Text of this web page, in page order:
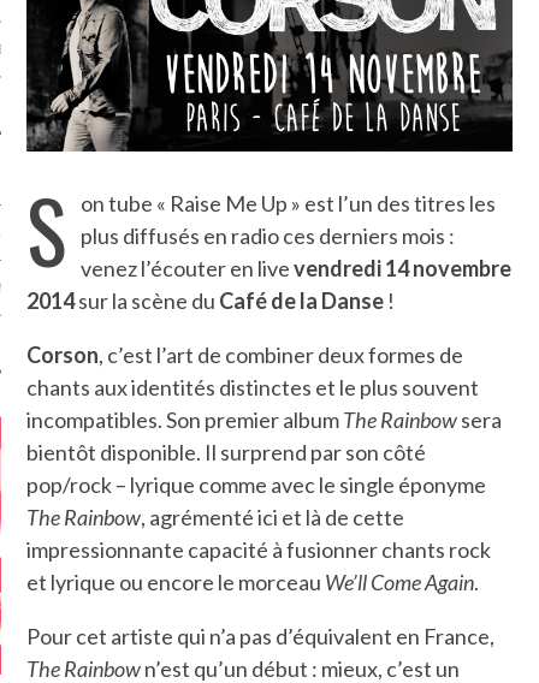
S
on tube « Raise Me Up » est l’un des titres les
plus diffusés en radio ces derniers mois :
venez l’écouter en livevendredi 14 novembre
2014sur la scène du Café de la Danse !
Corson, c’est l’art de combiner deux formes de
chants aux identités distinctes et le plus souvent
incompatibles. Son premier albumThe Rainbowsera
bientôt disponible. Il surprend par son côté
pop/rock – lyrique comme avec le single éponyme
The Rainbow, agrémenté ici et là de cette
impressionnante capacité à fusionner chants rock
et lyrique ou encore le morceau We’ll Come Again.
Pour cet artiste qui n’a pas d’équivalent en France,
The Rainbown’est qu’un début : mieux, c’est un